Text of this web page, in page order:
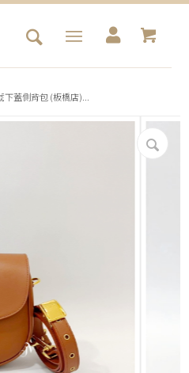
蓋側背包 (板橋店)...